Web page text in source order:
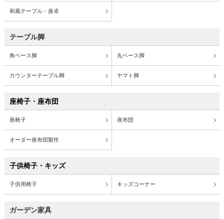
和風テーブル・座卓
テーブル脚
角ベース脚 丸ベース脚
カウンターテーブル脚 ヤマト脚
座椅子・座布団
座椅子 座布団
オーダー座布団製作
子供椅子・キッズ
子供用椅子 キッズコーナー
ガーデン家具